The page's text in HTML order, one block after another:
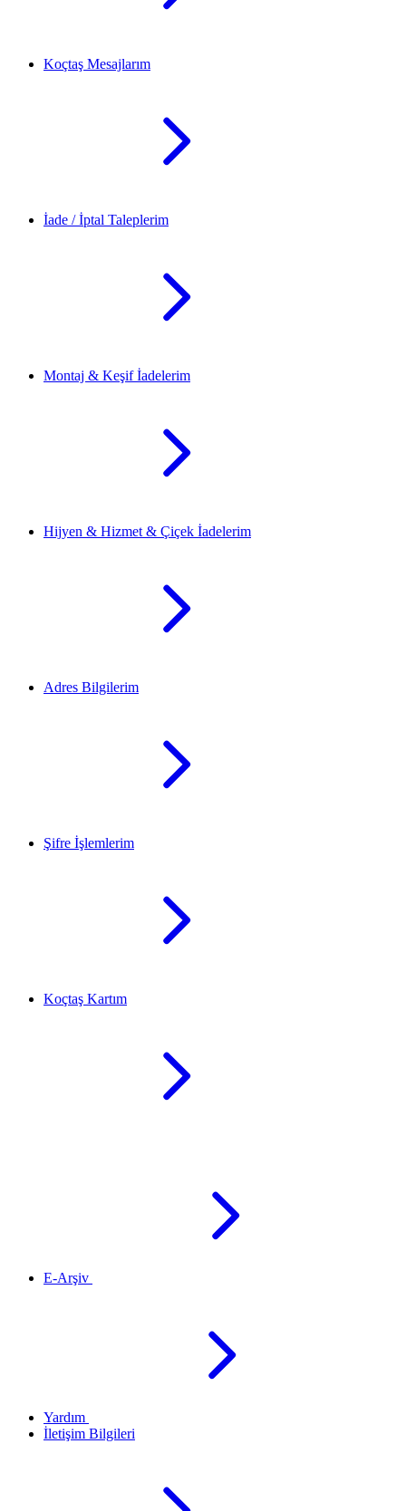
Koçtaş Mesajlarım
İade / İptal Taleplerim
Montaj & Keşif İadelerim
Hijyen & Hizmet & Çiçek İadelerim
Adres Bilgilerim
Şifre İşlemlerim
Koçtaş Kartım
E-Arşiv
Yardım
İletişim Bilgileri